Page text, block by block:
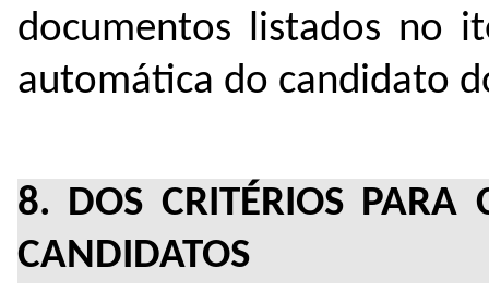
documentos listados no
automática do candidato
8. DOS CRITÉRIOS PARA
CANDIDATOS